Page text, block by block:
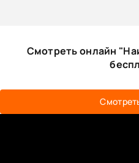
Смотреть онлайн